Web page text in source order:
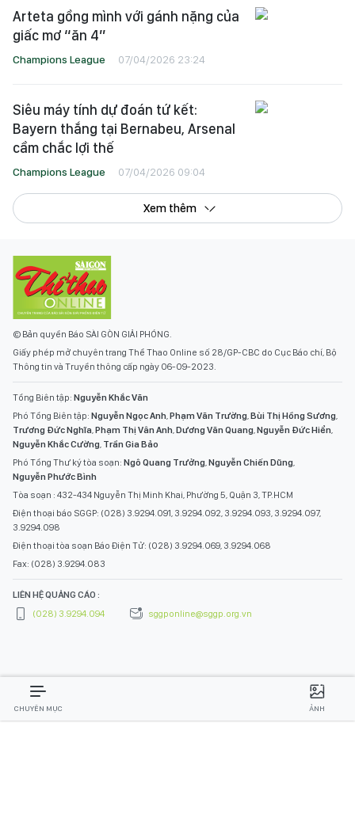
Arteta gồng mình với gánh nặng của
giấc mơ “ăn 4”
Champions League 07/04/2026 23:24
Siêu máy tính dự đoán tứ kết:
Bayern thắng tại Bernabeu, Arsenal
cầm chắc lợi thế
Champions League 07/04/2026 09:04
Xem thêm
© Bản quyền Báo SÀI GÒN GIẢI PHÓNG.
Giấy phép mở chuyên trang Thể Thao Online số 28/GP-CBC do Cục Báo chí, Bộ
Thông tin và Truyền thông cấp ngày 06-09-2023.
Tổng Biên tập: Nguyễn Khắc Văn
Phó Tổng Biên tập: Nguyễn Ngọc Anh,Phạm Văn Trường,Bùi Thị Hồng Sương,
Trương Đức Nghĩa,Phạm Thị Vân Anh,Dương Văn Quang,Nguyễn Đức Hiển,
Nguyễn Khắc Cường, Trần Gia Bảo
Phó Tổng Thư ký tòa soạn: Ngô Quang Trưởng,Nguyễn Chiến Dũng,
Nguyễn Phước Bình
Tòa soạn : 432-434 Nguyễn Thị Minh Khai, Phường 5, Quận 3, TP.HCM
Điện thoại báo SGGP: (028) 3.9294.091, 3.9294.092, 3.9294.093, 3.9294.097,
3.9294.098
Điện thoại tòa soạn Báo Điện Tử: (028) 3.9294.069, 3.9294.068
Fax: (028) 3.9294.083
LIÊN HỆ QUẢNG CÁO :
(028) 3.9294.094
sggponline@sggp.org.vn
CHUYÊN MỤC ẢNH